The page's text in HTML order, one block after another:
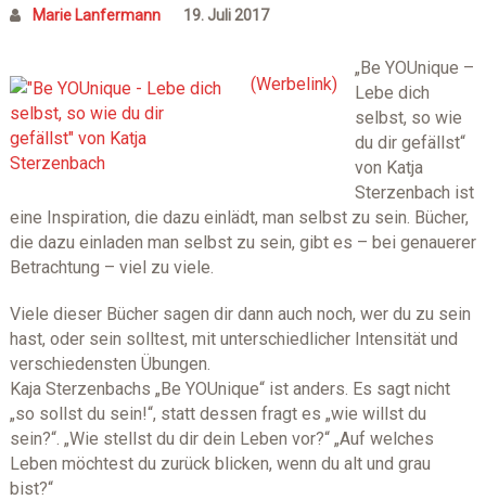
Marie Lanfermann 19. Juli 2017
„Be YOUnique –
Lebe dich
selbst, so wie
du dir gefällst“
von Katja
Sterzenbach ist
eine Inspiration, die dazu einlädt, man selbst zu sein. Bücher,
die dazu einladen man selbst zu sein, gibt es – bei genauerer
Betrachtung – viel zu viele.
Viele dieser Bücher sagen dir dann auch noch, wer du zu sein
hast, oder sein solltest, mit unterschiedlicher Intensität und
verschiedensten Übungen.
Kaja Sterzenbachs „Be YOUnique“ ist anders. Es sagt nicht
„so sollst du sein!“, statt dessen fragt es „wie willst du
sein?“. „Wie stellst du dir dein Leben vor?“ „Auf welches
Leben möchtest du zurück blicken, wenn du alt und grau
bist?“